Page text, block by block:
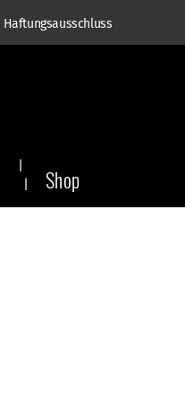
Haftungsausschluss
Shop